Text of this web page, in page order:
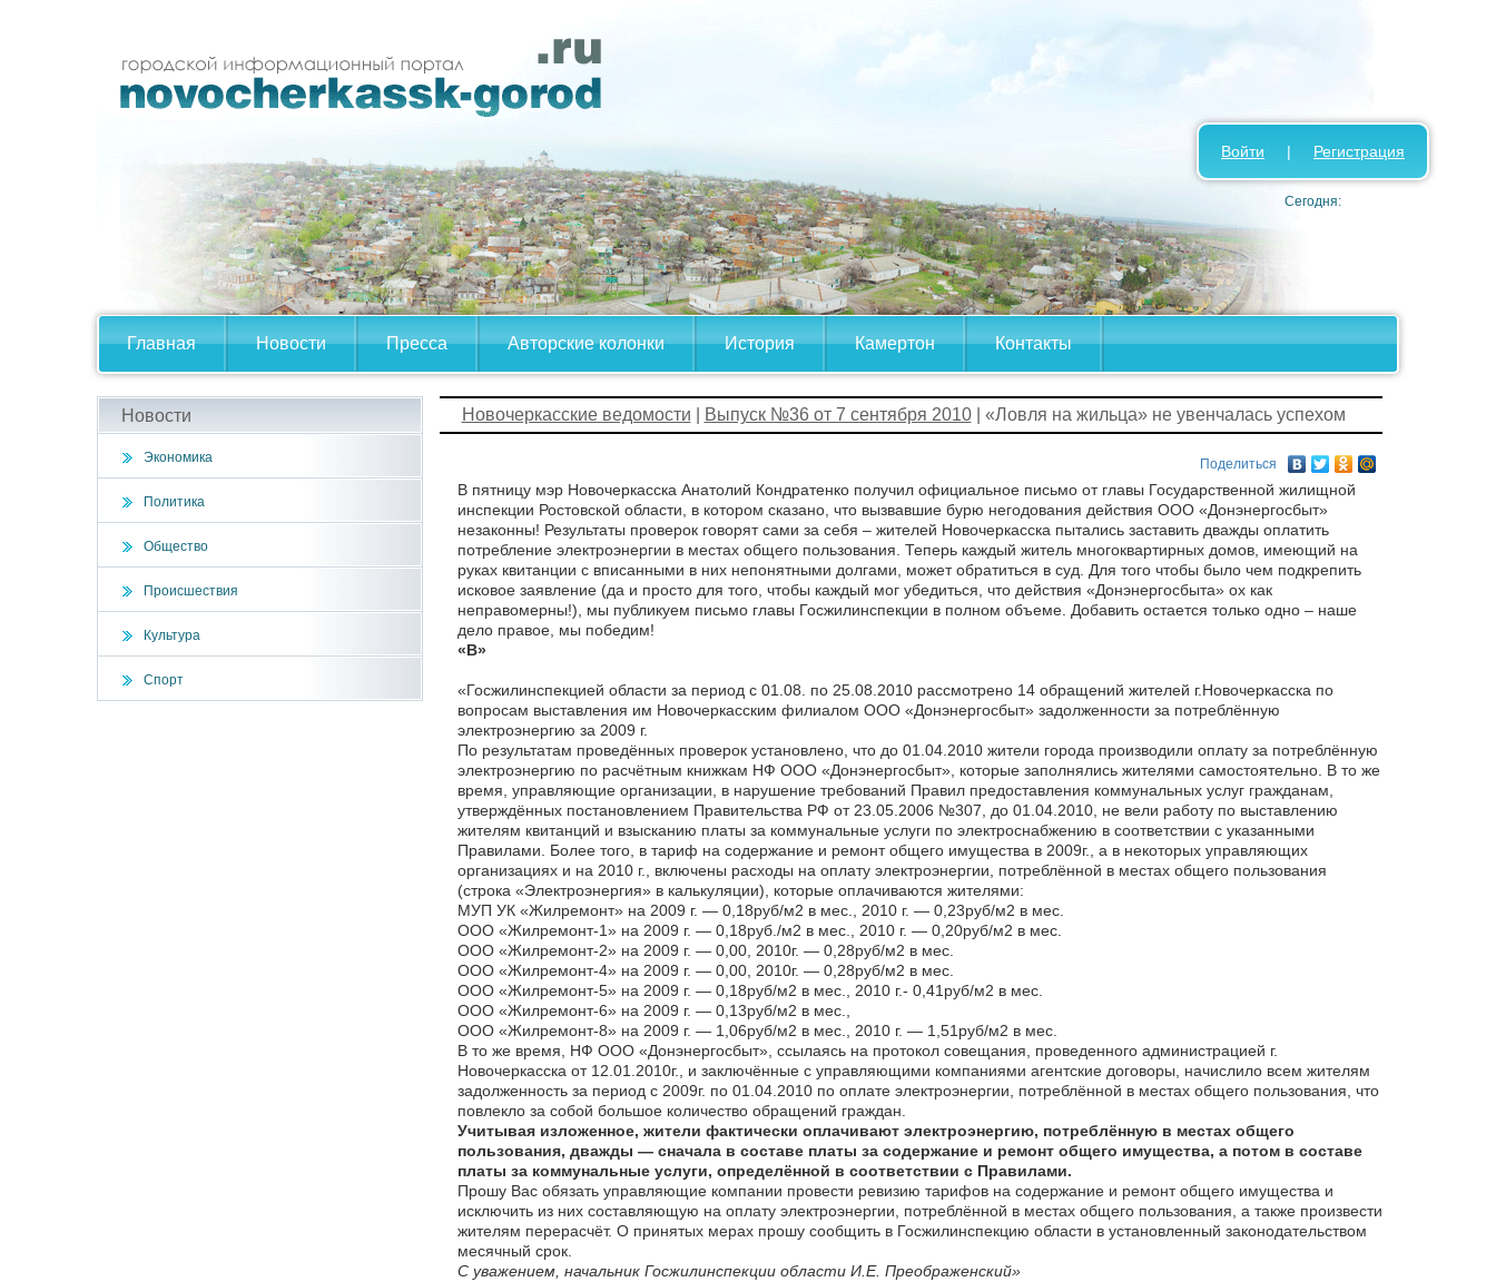
Главная Новости Пресса Авторские колонки История Камертон Контакты
Войти | Регистрация
Сегодня:
Новости
Экономика
Политика
Общество
Происшествия
Культура
Спорт
Новочеркасские ведомости Выпуск №36 от 7 сентября 2010| «Ловля на жильца» не увенчалась успехом
Поделиться
В пятницу мэр Новочеркасска Анатолий Кондратенко получил официальное письмо от главы Государственной жилищной
инспекции Ростовской области, в котором сказано, что вызвавшие бурю негодования действия ООО «Донэнергосбыт»
незаконны! Результаты проверок говорят сами за себя – жителей Новочеркасска пытались заставить дважды оплатить
потребление электроэнергии в местах общего пользования. Теперь каждый житель многоквартирных домов, имеющий на
руках квитанции с вписанными в них непонятными долгами, может обратиться в суд. Для того чтобы было чем подкрепить
исковое заявление (да и просто для того, чтобы каждый мог убедиться, что действия «Донэнергосбыта» ох как
неправомерны!), мы публикуем письмо главы Госжилинспекции в полном объеме. Добавить остается только одно – наше
дело правое, мы победим!
«В»
«Госжилинспекцией области за период с 01.08. по 25.08.2010 рассмотрено 14 обращений жителей г.Новочеркасска по
вопросам выставления им Новочеркасским филиалом ООО «Донэнергосбыт» задолженности за потреблённую
электроэнергию за 2009 г.
По результатам проведённых проверок установлено, что до 01.04.2010 жители города производили оплату за потреблённую
электроэнергию по расчётным книжкам НФ ООО «Донэнергосбыт», которые заполнялись жителями самостоятельно. В то же
время, управляющие организации, в нарушение требований Правил предоставления коммунальных услуг гражданам,
утверждённых постановлением Правительства РФ от 23.05.2006 №307, до 01.04.2010, не вели работу по выставлению
жителям квитанций и взысканию платы за коммунальные услуги по электроснабжению в соответствии с указанными
Правилами. Более того, в тариф на содержание и ремонт общего имущества в 2009г., а в некоторых управляющих
организациях и на 2010 г., включены расходы на оплату электроэнергии, потреблённой в местах общего пользования
(строка «Электроэнергия» в калькуляции), которые оплачиваются жителями:
МУП УК «Жилремонт» на 2009 г. — 0,18руб/м2 в мес., 2010 г. — 0,23руб/м2 в мес.
ООО «Жилремонт-1» на 2009 г. — 0,18руб./м2 в мес., 2010 г. — 0,20руб/м2 в мес.
ООО «Жилремонт-2» на 2009 г. — 0,00, 2010г. — 0,28руб/м2 в мес.
ООО «Жилремонт-4» на 2009 г. — 0,00, 2010г. — 0,28руб/м2 в мес.
ООО «Жилремонт-5» на 2009 г. — 0,18руб/м2 в мес., 2010 г.- 0,41руб/м2 в мес.
ООО «Жилремонт-6» на 2009 г. — 0,13руб/м2 в мес.,
ООО «Жилремонт-8» на 2009 г. — 1,06руб/м2 в мес., 2010 г. — 1,51руб/м2 в мес.
В то же время, НФ ООО «Донэнергосбыт», ссылаясь на протокол совещания, проведенного администрацией г.
Новочеркасска от 12.01.2010г., и заключённые с управляющими компаниями агентские договоры, начислило всем жителям
задолженность за период с 2009г. по 01.04.2010 по оплате электроэнергии, потреблённой в местах общего пользования, что
повлекло за собой большое количество обращений граждан.
Учитывая изложенное, жители фактически оплачивают электроэнергию, потреблённую в местах общего
пользования, дважды — сначала в составе платы за содержание и ремонт общего имущества, а потом в составе
платы за коммунальные услуги, определённой в соответствии с Правилами.
Прошу Вас обязать управляющие компании провести ревизию тарифов на содержание и ремонт общего имущества и
исключить из них составляющую на оплату электроэнергии, потреблённой в местах общего пользования, а также произвести
жителям перерасчёт. О принятых мерах прошу сообщить в Госжилинспекцию области в установленный законодательством
месячный срок.
С уважением, начальник Госжилинспекции области И.Е. Преображенский»